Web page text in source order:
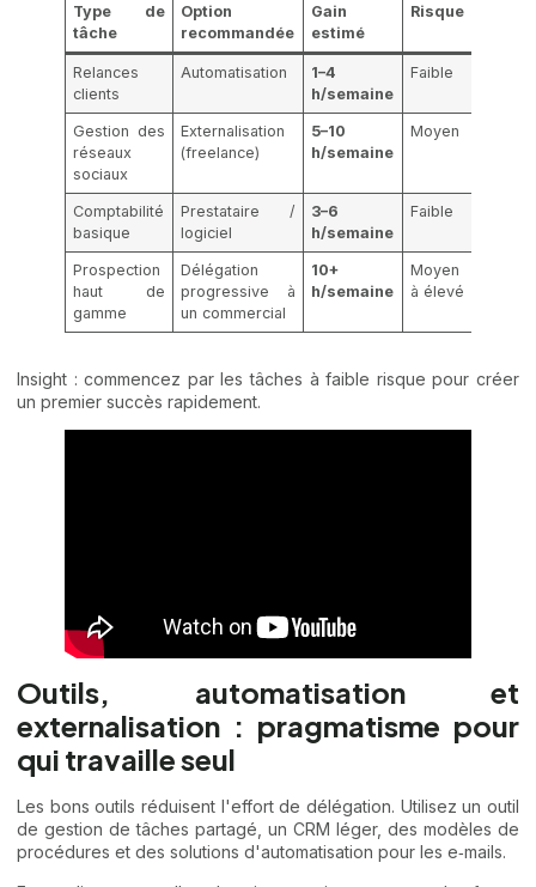
Type de
tâche
Option
recommandée
Gain
estimé
Risque
Relances
clients
Automatisation
1–4
h/semaine
Faible
Gestion des
réseaux
sociaux
Externalisation
(freelance)
5–10
h/semaine
Moyen
Comptabilité
basique
Prestataire /
logiciel
3–6
h/semaine
Faible
Prospection
haut de
gamme
Délégation
progressive à
un commercial
10+
h/semaine
Moyen
à élevé
Insight : commencez par les tâches à faible risque pour créer
un premier succès rapidement.
Outils, automatisation et
externalisation : pragmatisme pour
qui travaille seul
Les bons outils réduisent l'effort de délégation. Utilisez un outil
de gestion de tâches partagé, un CRM léger, des modèles de
procédures et des solutions d'automatisation pour les e‑mails.